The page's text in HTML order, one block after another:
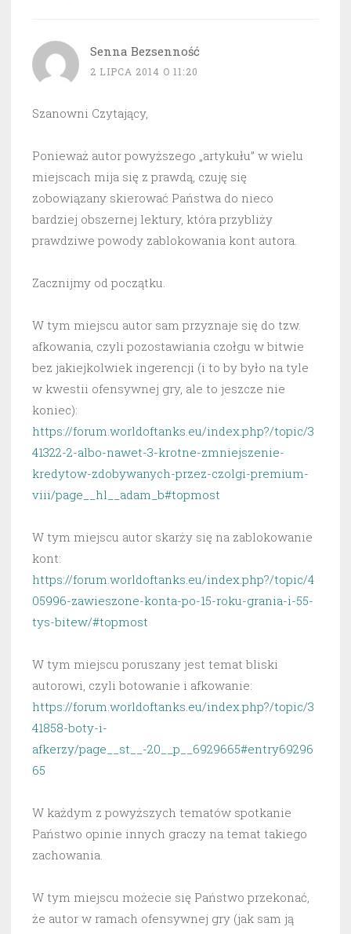
Senna Bezsenność
2 LIPCA 2014 O 11:20
Szanowni Czytający,
Ponieważ autor powyższego „artykułu” w wielu
miejscach mija się z prawdą, czuję się
zobowiązany skierować Państwa do nieco
bardziej obszernej lektury, która przybliży
prawdziwe powody zablokowania kont autora.
Zacznijmy od początku.
W tym miejscu autor sam przyznaje się do tzw.
afkowania, czyli pozostawiania czołgu w bitwie
bez jakiejkolwiek ingerencji (i to by było na tyle
w kwestii ofensywnej gry, ale to jeszcze nie
koniec):
https://forum.worldoftanks.eu/index.php?/topic/3
41322-2-albo-nawet-3-krotne-zmniejszenie-
kredytow-zdobywanych-przez-czolgi-premium-
viii/page__hl__adam_b#topmost
W tym miejscu autor skarży się na zablokowanie
kont:
https://forum.worldoftanks.eu/index.php?/topic/4
05996-zawieszone-konta-po-15-roku-grania-i-55-
tys-bitew/#topmost
W tym miejscu poruszany jest temat bliski
autorowi, czyli botowanie i afkowanie:
https://forum.worldoftanks.eu/index.php?/topic/3
41858-boty-i-
afkerzy/page__st__-20__p__6929665#entry69296
65
W każdym z powyższych tematów spotkanie
Państwo opinie innych graczy na temat takiego
zachowania.
W tym miejscu możecie się Państwo przekonać,
że autor w ramach ofensywnej gry (jak sam ją